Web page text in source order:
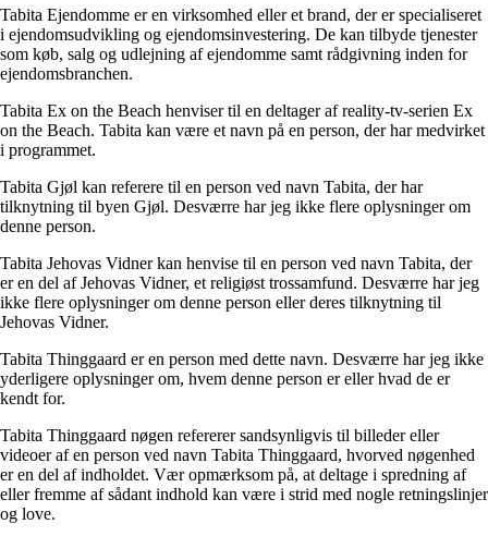
Tabita Ejendomme er en virksomhed eller et brand, der er specialiseret
i ejendomsudvikling og ejendomsinvestering. De kan tilbyde tjenester
som køb, salg og udlejning af ejendomme samt rådgivning inden for
ejendomsbranchen.
Tabita Ex on the Beach henviser til en deltager af reality-tv-serien Ex
on the Beach. Tabita kan være et navn på en person, der har medvirket
i programmet.
Tabita Gjøl kan referere til en person ved navn Tabita, der har
tilknytning til byen Gjøl. Desværre har jeg ikke flere oplysninger om
denne person.
Tabita Jehovas Vidner kan henvise til en person ved navn Tabita, der
er en del af Jehovas Vidner, et religiøst trossamfund. Desværre har jeg
ikke flere oplysninger om denne person eller deres tilknytning til
Jehovas Vidner.
Tabita Thinggaard er en person med dette navn. Desværre har jeg ikke
yderligere oplysninger om, hvem denne person er eller hvad de er
kendt for.
Tabita Thinggaard nøgen refererer sandsynligvis til billeder eller
videoer af en person ved navn Tabita Thinggaard, hvorved nøgenhed
er en del af indholdet. Vær opmærksom på, at deltage i spredning af
eller fremme af sådant indhold kan være i strid med nogle retningslinjer
og love.